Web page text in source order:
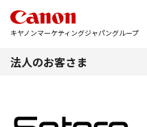
キヤノンマーケティングジャパングループ
法人のお客さま